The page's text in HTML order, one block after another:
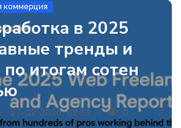
коммерция
в 2025
тренды и
итогам сотен
27-02-2026, 02:36
0